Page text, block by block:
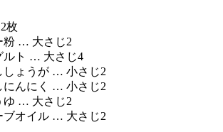
枚
粉 … 大さじ2
ルト … 大さじ4
しょうが … 小さじ2
にんにく … 小さじ2
ゆ … 大さじ2
ブオイル … 大さじ2